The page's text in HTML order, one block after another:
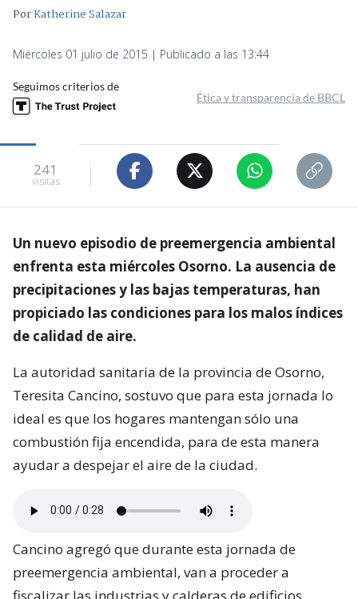
PorKatherine Salazar
Miércoles 01 julio de 2015 | Publicado a las 13:44
Seguimos criterios de
Ética y transparencia de BBCL
241
visitas
Un nuevo episodio de preemergencia ambiental
enfrenta esta miércoles Osorno. La ausencia de
precipitaciones y las bajas temperaturas, han
propiciado las condiciones para los malos índices
de calidad de aire.
La autoridad sanitaria de la provincia de Osorno,
Teresita Cancino, sostuvo que para esta jornada lo
ideal es que los hogares mantengan sólo una
combustión fija encendida, para de esta manera
ayudar a despejar el aire de la ciudad.
Cancino agregó que durante esta jornada de
preemergencia ambiental, van a proceder a
fiscalizar las industrias y calderas de edificios.